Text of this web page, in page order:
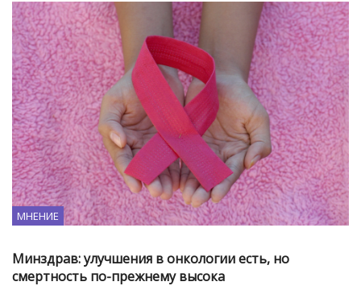
МНЕНИЕ
Минздрав: улучшения в онкологии есть, но
смертность по-прежнему высока